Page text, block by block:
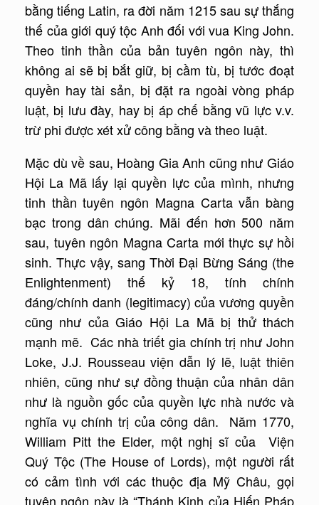
bằng tiếng Latin, ra đời năm 1215 sau sự thắng
thế của giới quý tộc Anh đối với vua King John.
Theo tinh thần của bản tuyên ngôn này, thì
không ai sẽ bị bắt giữ, bị cầm tù, bị tước đoạt
quyền hay tài sản, bị đặt ra ngoài vòng pháp
luật, bị lưu đày, hay bị áp chế bằng vũ lực v.v.
trừ phi được xét xử công bằng và theo luật.
Mặc dù về sau, Hoàng Gia Anh cũng như Giáo
Hội La Mã lấy lại quyền lực của mình, nhưng
tinh thần tuyên ngôn Magna Carta vẫn bàng
bạc trong dân chúng. Mãi đến hơn 500 năm
sau, tuyên ngôn Magna Carta mới thực sự hồi
sinh. Thực vậy, sang Thời Đại Bừng Sáng (the
Enlightenment) thế kỷ 18, tính chính
đáng/chính danh (legitimacy) của vương quyền
cũng như của Giáo Hội La Mã bị thử thách
mạnh mẽ. Các nhà triết gia chính trị như John
Loke, J.J. Rousseau viện dẫn lý lẽ, luật thiên
nhiên, cũng như sự đồng thuận của nhân dân
như là nguồn gốc của quyền lực nhà nước và
nghĩa vụ chính trị của công dân. Năm 1770,
William Pitt the Elder, một nghị sĩ của Viện
Quý Tộc (The House of Lords), một người rất
có cảm tình với các thuộc địa Mỹ Châu, gọi
tuyên ngôn này là “Thánh Kinh của Hiến Pháp